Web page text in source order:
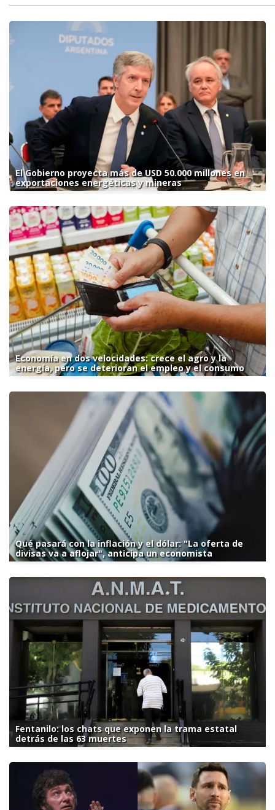
El Gobierno proyecta más de USD 50.000 millones en
exportaciones energéticas y mineras
Economía en dos velocidades: crece el agro y la
energía, pero se deterioran el empleo y el consumo
Qué pasará con la inflación y el dólar: "La oferta de
divisas va a aflojar", anticipa un economista
Fentanilo: los chats que exponen la trama estatal
detrás de las 63 muertes